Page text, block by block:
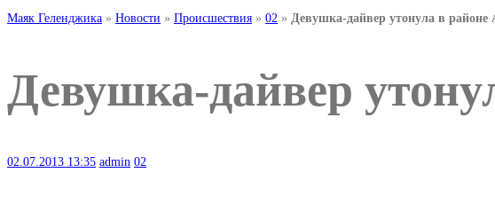
Маяк Геленджика » Новости » Происшествия » 02 » Девушка-дайвер утонула в
Девушка-дайвер
02.07.2013 13:35 admin 02